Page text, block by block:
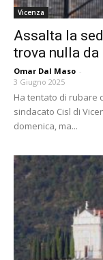
Vicenza
Assalta la
trova nulla da
Omar Dal Maso -
3 Giugno 2025
Ha tentato di rubare
sindacato Cisl di
domenica, ma...